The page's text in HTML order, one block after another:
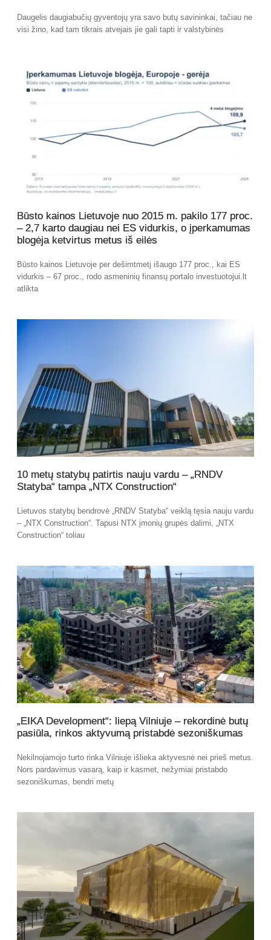
Daugelis daugiabučių gyventojų yra savo butų savininkai, tačiau ne
visi žino, kad tam tikrais atvejais jie gali tapti ir valstybinės
Būsto kainos Lietuvoje nuo 2015 m. pakilo 177 proc.
– 2,7 karto daugiau nei ES vidurkis, o įperkamumas
blogėja ketvirtus metus iš eilės
Būsto kainos Lietuvoje per dešimtmetį išaugo 177 proc., kai ES
vidurkis – 67 proc., rodo asmeninių finansų portalo investuotojui.lt
atlikta
10 metų statybų patirtis nauju vardu – „RNDV
Statyba“ tampa „NTX Construction“
Lietuvos statybų bendrovė „RNDV Statyba“ veiklą tęsia nauju vardu
– „NTX Construction“. Tapusi NTX įmonių grupės dalimi, „NTX
Construction“ toliau
„EIKA Development“: liepą Vilniuje – rekordinė butų
pasiūla, rinkos aktyvumą pristabdė sezoniškumas
Nekilnojamojo turto rinka Vilniuje išlieka aktyvesnė nei prieš metus.
Nors pardavimus vasarą, kaip ir kasmet, nežymiai pristabdo
sezoniškumas, bendri metų